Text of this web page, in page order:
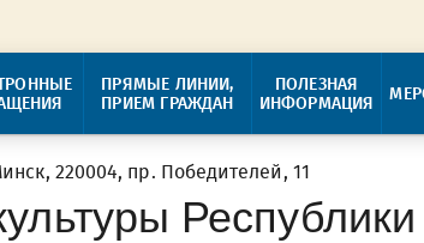
ПРЯМЫЕ ЛИНИИ,
ПРИЕМ ГРАЖДАН
ПОЛЕЗНАЯ
ИНФОРМАЦИЯ
220004, пр. Победителей, 11